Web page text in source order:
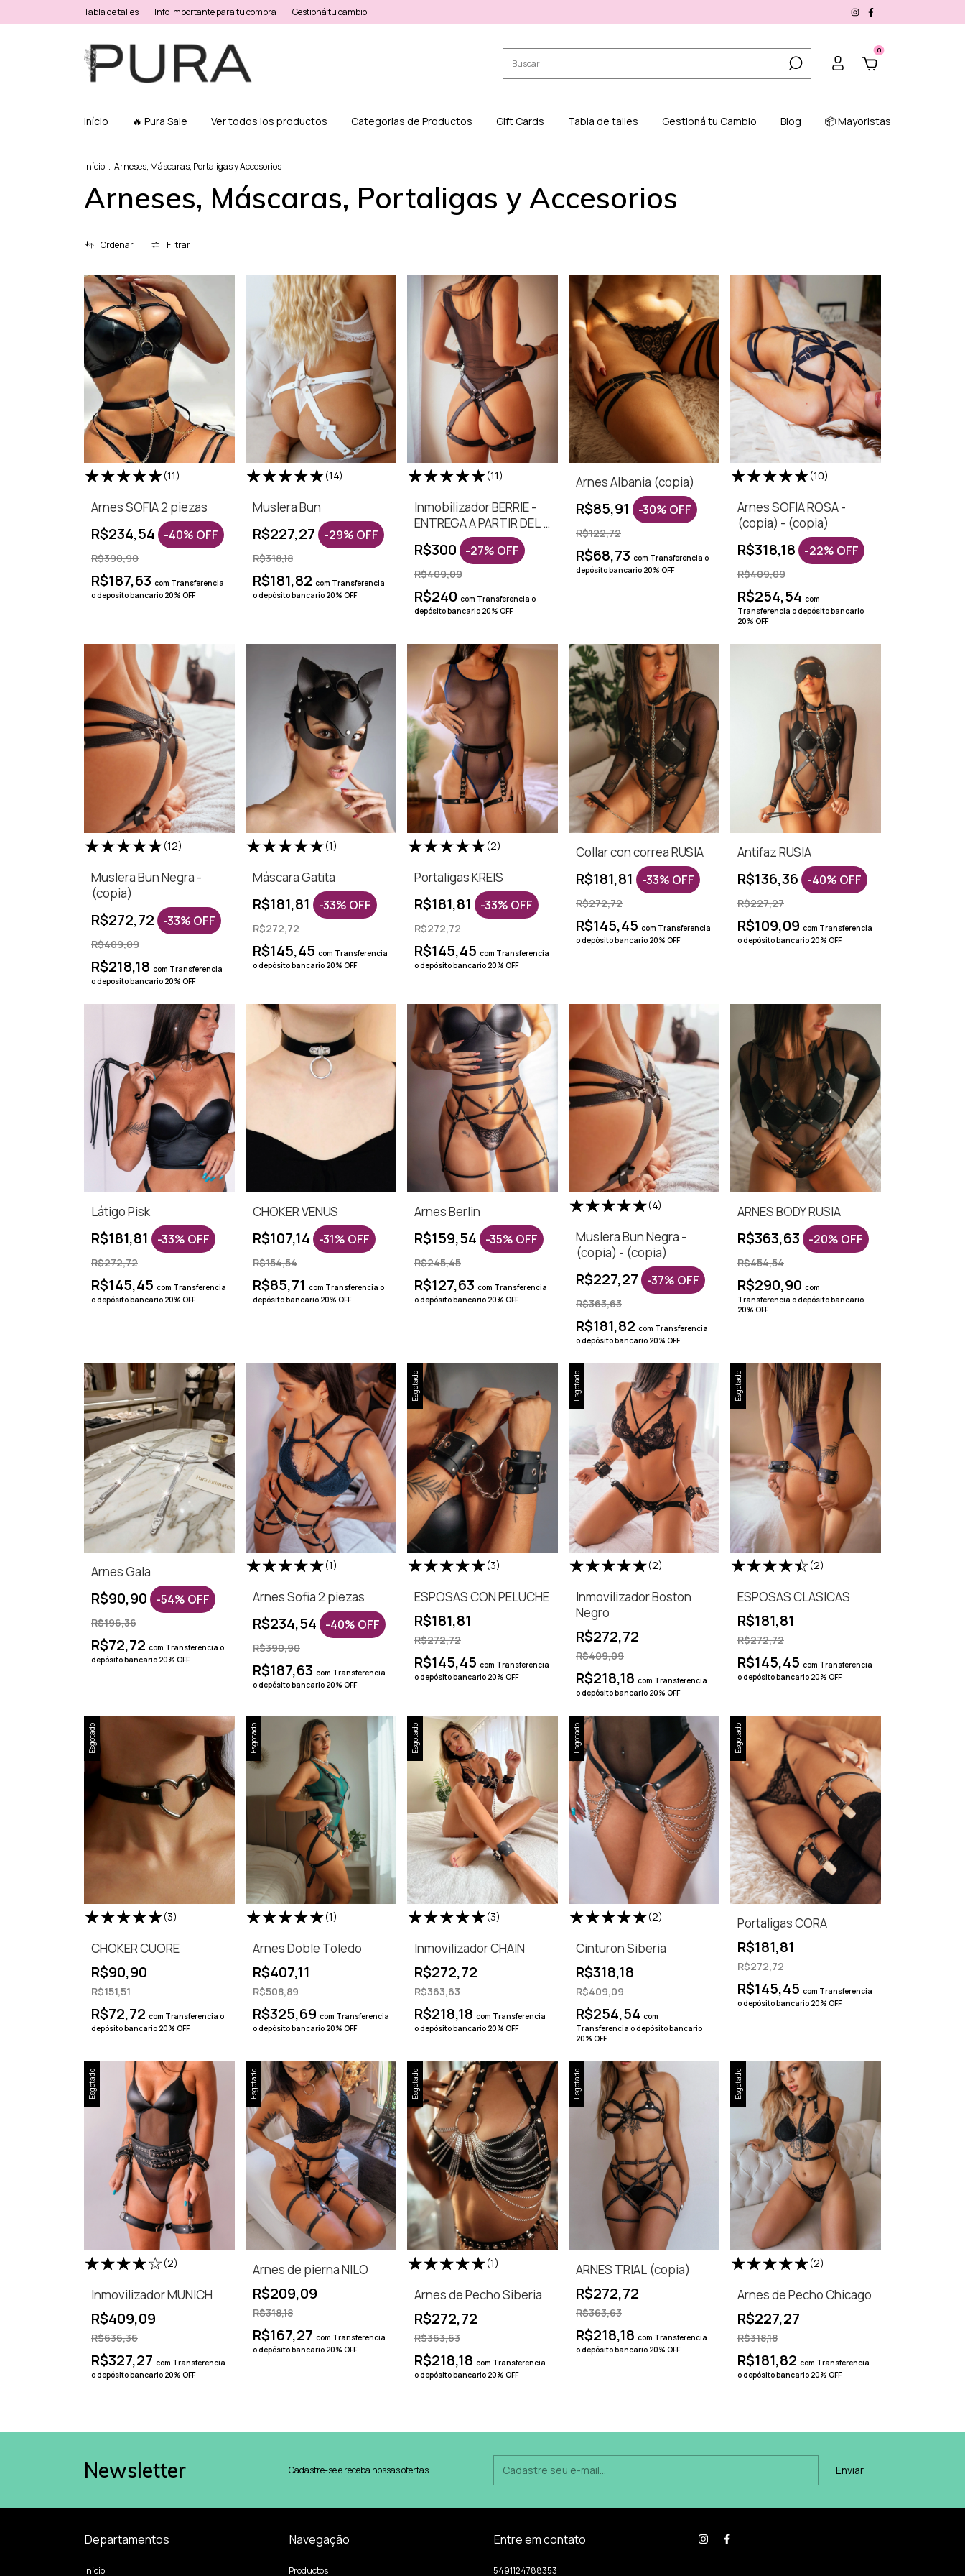
Tabla de talles Info importante para tu compra Gestioná tu cambio
0
Início 🔥 Pura Sale Ver todos los productos Categorias de Productos Gift Cards Tabla de talles Gestioná tu Cambio Blog 📦 Mayoristas
Início . Arneses, Máscaras, Portaligas y Accesorios
Arneses, Máscaras, Portaligas y Accesorios
Ordenar Filtrar
(11)
Arnes SOFIA 2 piezas
R$234,54 -40% OFF
R$390,90
R$187,63 com Transferencia
o depósito bancario 20% OFF
(14)
Muslera Bun
R$227,27 -29% OFF
R$318,18
R$181,82 com Transferencia
o depósito bancario 20% OFF
(11)
Inmobilizador BERRIE -
ENTREGA A PARTIR DEL 5
DE OCTUBRE
R$300 -27% OFF
R$409,09
R$240 com Transferencia o
depósito bancario 20% OFF
Arnes Albania (copia)
R$85,91 -30% OFF
R$122,72
R$68,73 com Transferencia o
depósito bancario 20% OFF
(10)
Arnes SOFIA ROSA -
(copia) - (copia)
R$318,18 -22% OFF
R$409,09
R$254,54 com
Transferencia o depósito bancario
20% OFF
(12)
Muslera Bun Negra -
(copia)
R$272,72 -33% OFF
R$409,09
R$218,18 com Transferencia
o depósito bancario 20% OFF
(1)
Máscara Gatita
R$181,81 -33% OFF
R$272,72
R$145,45 com Transferencia
o depósito bancario 20% OFF
(2)
Portaligas KREIS
R$181,81 -33% OFF
R$272,72
R$145,45 com Transferencia
o depósito bancario 20% OFF
Collar con correa RUSIA
R$181,81 -33% OFF
R$272,72
R$145,45 com Transferencia
o depósito bancario 20% OFF
Antifaz RUSIA
R$136,36 -40% OFF
R$227,27
R$109,09 com Transferencia
o depósito bancario 20% OFF
Látigo Pisk
R$181,81 -33% OFF
R$272,72
R$145,45 com Transferencia
o depósito bancario 20% OFF
CHOKER VENUS
R$107,14 -31% OFF
R$154,54
R$85,71 com Transferencia o
depósito bancario 20% OFF
Arnes Berlin
R$159,54 -35% OFF
R$245,45
R$127,63 com Transferencia
o depósito bancario 20% OFF
(4)
Muslera Bun Negra -
(copia) - (copia)
R$227,27 -37% OFF
R$363,63
R$181,82 com Transferencia
o depósito bancario 20% OFF
ARNES BODY RUSIA
R$363,63 -20% OFF
R$454,54
R$290,90 com
Transferencia o depósito bancario
20% OFF
Arnes Gala
R$90,90 -54% OFF
R$196,36
R$72,72 com Transferencia o
depósito bancario 20% OFF
(1)
Arnes Sofia 2 piezas
R$234,54 -40% OFF
R$390,90
R$187,63 com Transferencia
o depósito bancario 20% OFF
Esgotado
(3)
ESPOSAS CON PELUCHE
R$181,81
R$272,72
R$145,45 com Transferencia
o depósito bancario 20% OFF
Esgotado
(2)
Inmovilizador Boston
Negro
R$272,72
R$409,09
R$218,18 com Transferencia
o depósito bancario 20% OFF
Esgotado
(2)
ESPOSAS CLASICAS
R$181,81
R$272,72
R$145,45 com Transferencia
o depósito bancario 20% OFF
Esgotado
(3)
CHOKER CUORE
R$90,90
R$151,51
R$72,72 com Transferencia o
depósito bancario 20% OFF
Esgotado
(1)
Arnes Doble Toledo
R$407,11
R$508,89
R$325,69 com Transferencia
o depósito bancario 20% OFF
Esgotado
(3)
Inmovilizador CHAIN
R$272,72
R$363,63
R$218,18 com Transferencia
o depósito bancario 20% OFF
Esgotado
(2)
Cinturon Siberia
R$318,18
R$409,09
R$254,54 com
Transferencia o depósito bancario
20% OFF
Esgotado
Portaligas CORA
R$181,81
R$272,72
R$145,45 com Transferencia
o depósito bancario 20% OFF
Esgotado
(2)
Inmovilizador MUNICH
R$409,09
R$636,36
R$327,27 com Transferencia
o depósito bancario 20% OFF
Esgotado
Arnes de pierna NILO
R$209,09
R$318,18
R$167,27 com Transferencia
o depósito bancario 20% OFF
Esgotado
(1)
Arnes de Pecho Siberia
R$272,72
R$363,63
R$218,18 com Transferencia
o depósito bancario 20% OFF
Esgotado
ARNES TRIAL (copia)
R$272,72
R$363,63
R$218,18 com Transferencia
o depósito bancario 20% OFF
Esgotado
(2)
Arnes de Pecho Chicago
R$227,27
R$318,18
R$181,82 com Transferencia
o depósito bancario 20% OFF
Newsletter Cadastre-se e receba nossas ofertas.
Departamentos
Início
Navegação
Productos
Entre em contato
5491124788353